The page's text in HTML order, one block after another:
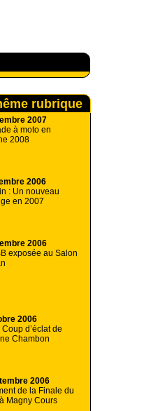
rubrique
2007
à moto en
2008
2006
: Un nouveau
en 2007
2006
exposée au Salon
2006
Coup d’éclat de
Chambon
2006
de la Finale du
Magny Cours